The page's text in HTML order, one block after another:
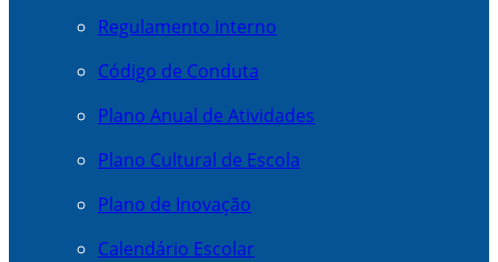
Regulamento Interno
Código de Conduta
Plano Anual de Atividades
Plano Cultural de Escola
Plano de Inovação
Calendário Escolar